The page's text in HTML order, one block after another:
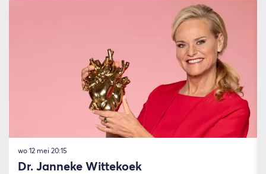
Dr. Janneke Wittekoek
wo 12 mei 20:15